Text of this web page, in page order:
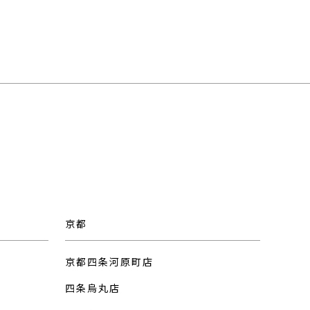
京都
京都四条河原町店
四条烏丸店